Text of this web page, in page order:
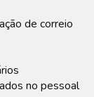
de correio
no pessoal